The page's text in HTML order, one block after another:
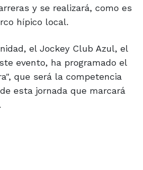
y se realizará, como es
hípico local.
el Jockey Club Azul, el
evento, ha programado el
que será la competencia
esta jornada que marcará